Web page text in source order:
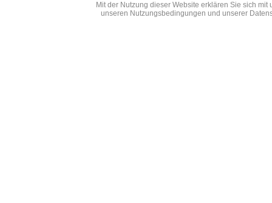
Mit der Nutzung dieser Website erklären Sie sich
unseren Nutzungsbedingungen und unserer